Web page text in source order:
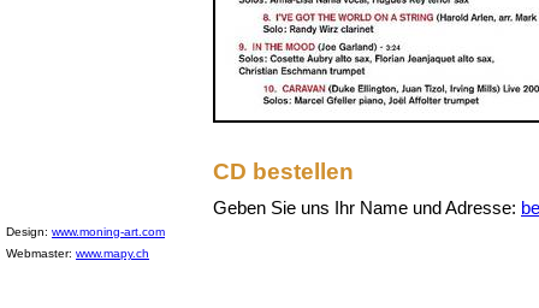
CD bestellen
Geben Sie uns Ihr Name und Adresse:
Design: www.moning-art.com
Webmaster: www.mapy.ch